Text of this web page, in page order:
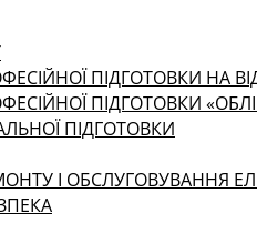
ПІДГОТОВКИ НА
ПІДГОТОВКИ
ПІДГОТОВКИ
І ОБСЛУГОВУВАННЯ